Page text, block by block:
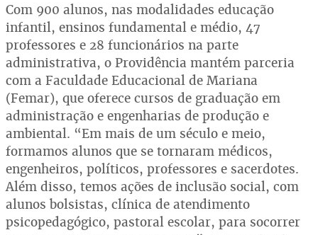
Com 900 alunos, nas modalidades educação
infantil, ensinos fundamental e médio, 47
professores e 28 funcionários na parte
administrativa, o Providência mantém parceria
com a Faculdade Educacional de Mariana
(Femar), que oferece cursos de graduação em
administração e engenharias de produção e
ambiental. “Em mais de um século e meio,
formamos alunos que se tornaram médicos,
engenheiros, políticos, professores e sacerdotes.
Além disso, temos ações de inclusão social, com
alunos bolsistas, clínica de atendimento
psicopedagógico, pastoral escolar, para socorrer